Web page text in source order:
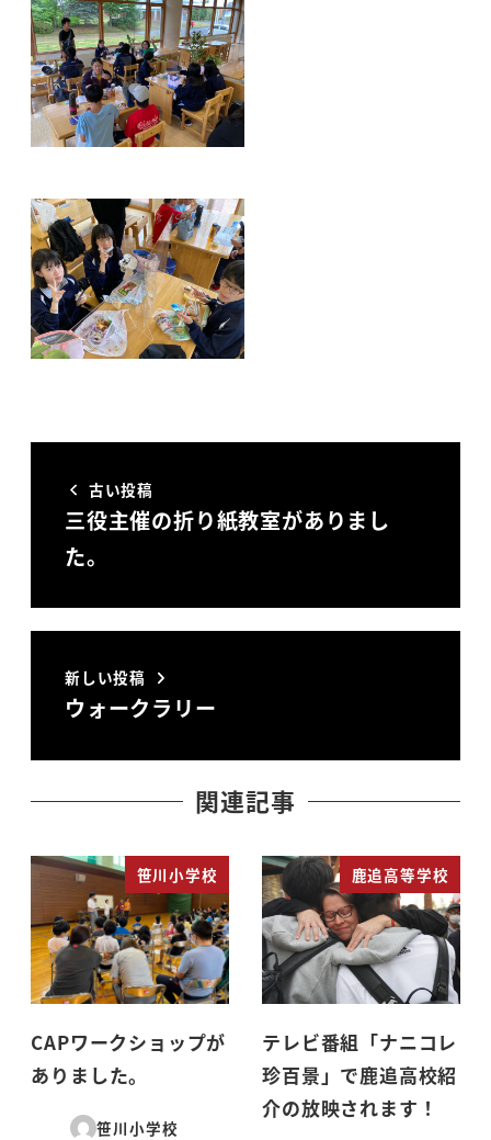
古い投稿
三役主催の折り紙教室がありまし
た。
新しい投稿
ウォークラリー
関連記事
笹川小学校
CAPワークショップが
ありました。
笹川小学校
鹿追高等学校
テレビ番組「ナニコレ
珍百景」で鹿追高校紹
介の放映されます！